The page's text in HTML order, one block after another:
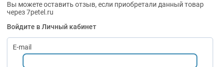
Вы можете оставить отзыв, если приобретали данный товар
через 7petel.ru
Войдите в Личный кабинет
E-mail